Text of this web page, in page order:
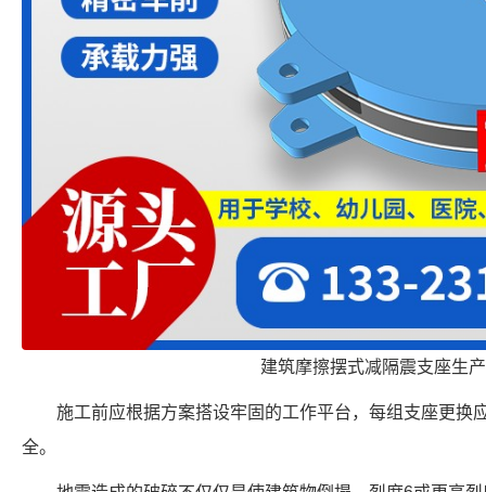
建筑摩擦摆式减隔震支座生
施工前应根据方案搭设牢固的工作平台，每组支座更换
全。